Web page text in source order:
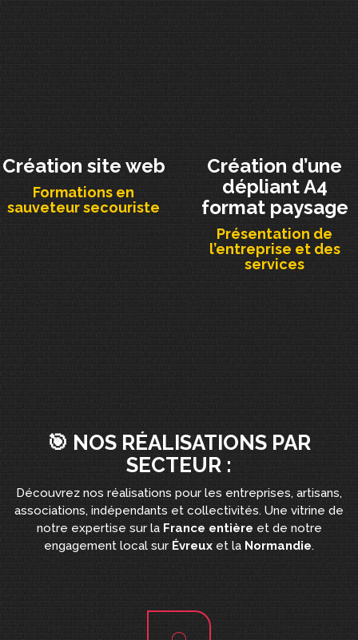
Création site web
Formations en
sauveteur secouriste
Création d’une
dépliant A4
format paysage
Présentation de
l’entreprise et des
services
🎯 NOS RÉALISATIONS PAR
SECTEUR :
Découvrez nos réalisations pour les entreprises, artisans,
associations, indépendants et collectivités. Une vitrine de
notre expertise sur la France entière et de notre
engagement local sur Évreux et la Normandie.